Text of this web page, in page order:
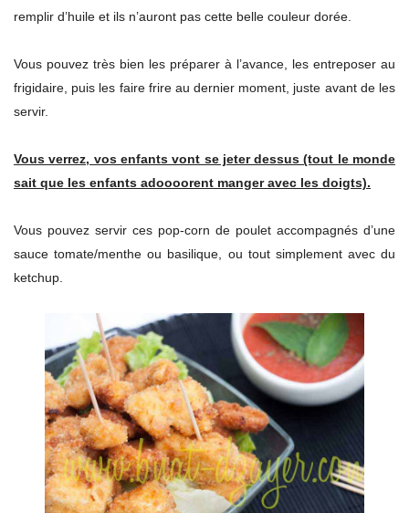
remplir d’huile et ils n’auront pas cette belle couleur dorée.
Vous pouvez très bien les préparer à l’avance, les entreposer au
frigidaire, puis les faire frire au dernier moment, juste avant de les
servir.
Vous verrez, vos enfants vont se jeter dessus (tout le monde
sait que les enfants adoooorent manger avec les doigts).
Vous pouvez servir ces pop-corn de poulet accompagnés d’une
sauce tomate/menthe ou basilique, ou tout simplement avec du
ketchup.